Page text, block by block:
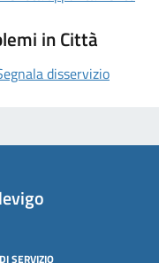
in Città
disservizio
SERVIZIO